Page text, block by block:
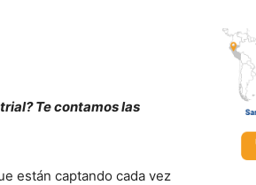
Te contamos las
están captando cada vez